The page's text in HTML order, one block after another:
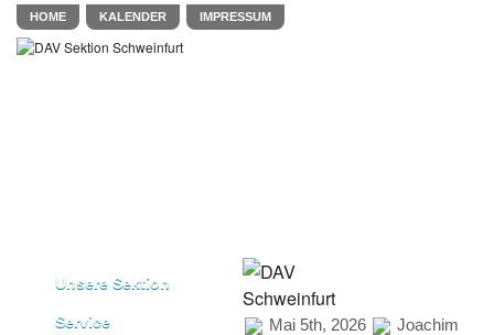
HOME KALENDER IMPRESSUM
Unsere Sektion
Service Mai 5th, 2026 Joachim